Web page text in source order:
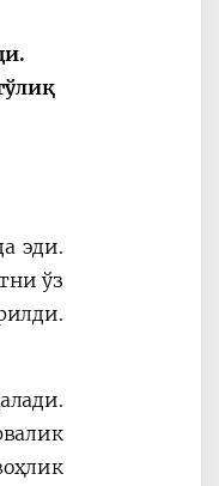
эди.
ўз